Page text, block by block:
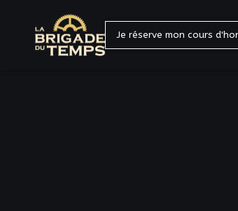
Je réserve mon cours